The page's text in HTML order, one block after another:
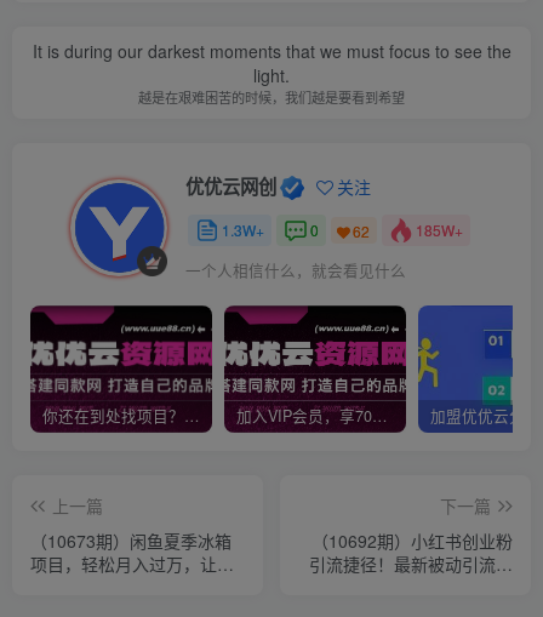
It is during our darkest moments that we must focus to see the
light.
越是在艰难困苦的时候，我们越是要看到希望
优优云网创 关注
1.3W+ 0 62 185W+
一个人相信什么，就会看见什么
你还在到处找项目？还在当韭菜？我靠网创资源站一个月收入5万+，曾经我也是个失败者。 加入VIP会员，享70%的推广提成，免费学习多种网上创业课程，菜鸟秒变大神！
上一篇
（10673期）闲鱼夏季冰箱
项目，轻松月入过万，让你
下一篇
（10692期）小红书创业粉
引流捷径！最新被动引流方